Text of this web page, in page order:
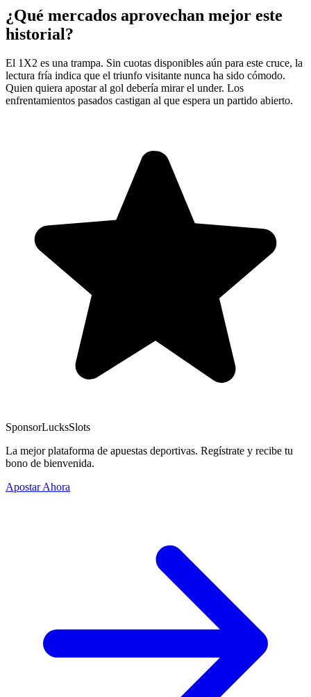
¿Qué mercados aprovechan mejor este
historial?
El 1X2 es una trampa. Sin cuotas disponibles aún para este cruce, la
lectura fría indica que el triunfo visitante nunca ha sido cómodo.
Quien quiera apostar al gol debería mirar el under. Los
enfrentamientos pasados castigan al que espera un partido abierto.
SponsorLucksSlots
La mejor plataforma de apuestas deportivas. Regístrate y recibe tu
bono de bienvenida.
Apostar Ahora